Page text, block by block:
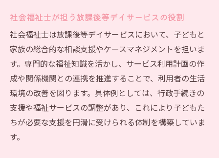
スの姿勢
障害児支援の五領域と放課後等デイサービ
ス
放課後等デイサービス制度の理解が支援を変え
る
放課後等デイサービス制度の基礎と利用意
義
社会福祉士が担う放課後等デイサービスの役割
社会福祉士は放課後等デイサービスにおいて、子どもと
家族の総合的な相談支援やケースマネジメントを担いま
す。専門的な福祉知識を活かし、サービス利用計画の作
成や関係機関との連携を推進することで、利用者の生活
環境の改善を図ります。具体例としては、行政手続きの
支援や福祉サービスの調整があり、これにより子どもた
ちが必要な支援を円滑に受けられる体制を構築していま
す。